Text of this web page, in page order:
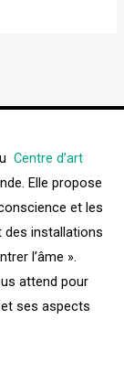
Centre d’art
Elle propose
et les
installations
l’âme ».
attend pour
ses aspects